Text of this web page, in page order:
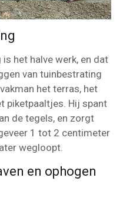
het halve werk, en dat
van tuinbestrating
het terras, het
piketpaaltjes. Hij spant
de tegels, en zorgt
1 tot 2 centimeter
wegloopt.
en ophogen